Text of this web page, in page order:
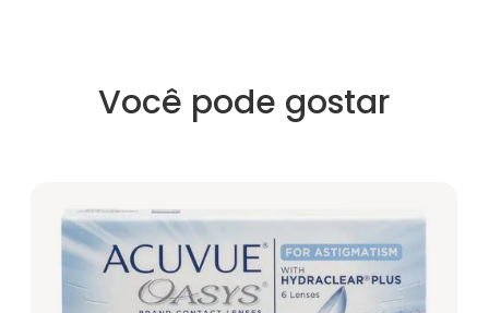
Você pode gostar